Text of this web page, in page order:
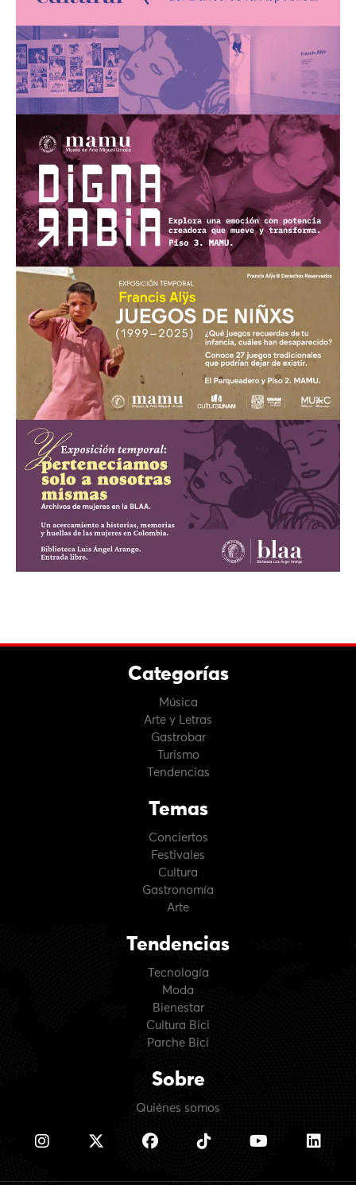
Categorías
Música
Arte y Letras
Gastrobar
Turismo
Tendencias
Temas
Conciertos
Festivales
Cultura
Gastronomía
Arte
Tendencias
Tecnología
Moda
Bienestar
Cultura Bici
Parche Bici
Sobre
Quiénes somos